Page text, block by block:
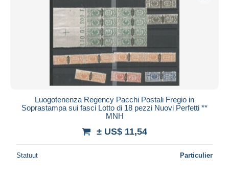
Luogotenenza Regency Pacchi Postali Fregio in
Soprastampa sui fasci Lotto di 18 pezzi Nuovi Perfetti **
MNH
± US$ 11,54
Statuut Particulier